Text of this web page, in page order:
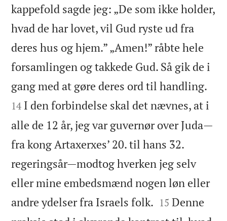
kappefold sagde jeg: „De som ikke holder,
hvad de har lovet, vil Gud ryste ud fra
deres hus og hjem.” „Amen!” råbte hele
forsamlingen og takkede Gud. Så gik de i
gang med at gøre deres ord til handling.
14 I den forbindelse skal det nævnes, at i
alle de 12 år, jeg var guvernør over Juda—
fra kong Artaxerxes’ 20. til hans 32.
regeringsår—modtog hverken jeg selv
eller mine embedsmænd nogen løn eller
andre ydelser fra Israels folk. 

15 Denne